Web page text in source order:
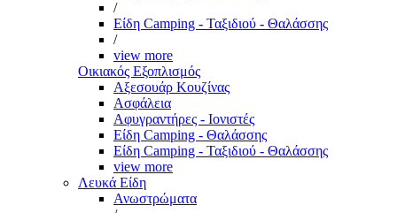
/
Είδη Camping - Ταξιδιού - Θαλάσσης
/
view more
Οικιακός Εξοπλισμός
Αξεσουάρ Κουζίνας
Ασφάλεια
Αφυγραντήρες - Ιονιστές
Είδη Camping - Θαλάσσης
Είδη Camping - Ταξιδιού - Θαλάσσης
view more
Λευκά Είδη
Ανωστρώματα